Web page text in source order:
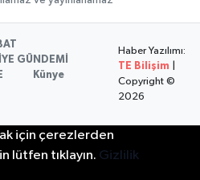
GÜNDEMİ
Künye
Haber Yazılımı:
TE Bilişim
Copyright ©
2026
için çerezlerden
lütfen tıklayın. Gizlilik